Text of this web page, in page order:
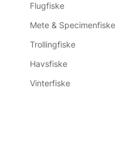
Flugfiske
Mete & Specimenfiske
Trollingfiske
Havsfiske
Vinterfiske